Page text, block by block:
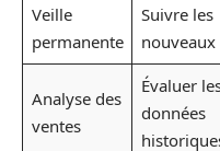
Veille
permanente
Suivre les
Analyse des
ventes
Évaluer
données